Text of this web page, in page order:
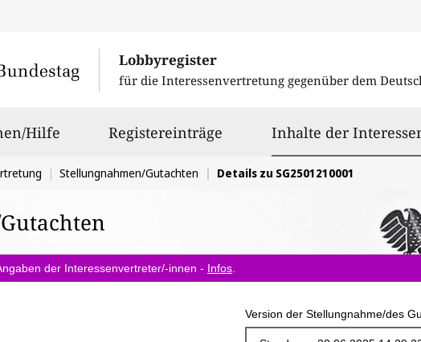
Lobbyregister
für die Interessenvertretung gegenüber dem
Hilfe Registereinträge Inhalte der
Stellungnahmen/Gutachten Details zu SG2501210001
der Interessenvertreter/-innen - Infos
Version der Stellungnahme/des